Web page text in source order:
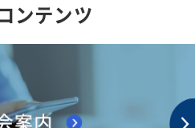
ンテンツ